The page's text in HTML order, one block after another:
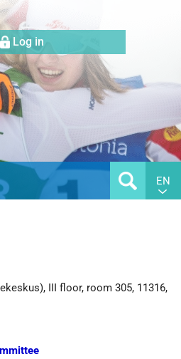
Log in
EN
III floor, room 305, 11316,